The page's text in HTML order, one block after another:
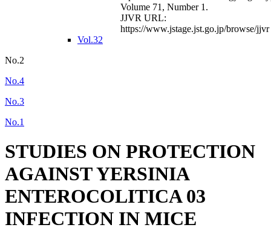
Volume 71, Number 1.
JJVR URL:
https://www.jstage.jst.go.jp/browse/jjvr
Vol.32
No.2
No.4
No.3
No.1
STUDIES ON PROTECTION
AGAINST YERSINIA
ENTEROCOLITICA 03
INFECTION IN MICE